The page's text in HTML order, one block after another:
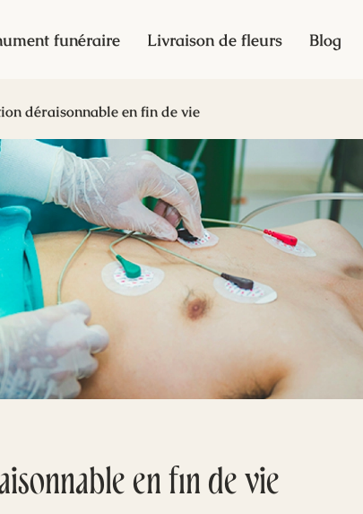
funéraire Livraison de fleurs Blog
en fin de vie
déraisonnable en fin de vie